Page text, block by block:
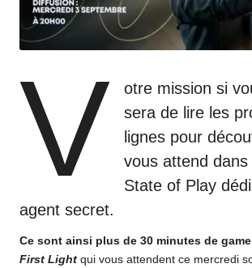
V
otre mission si
sera de lire les
lignes pour
vous attend
State of Play
agent secret.
Ce sont ainsi plus de 30 minutes de
First Light qui vous attendent ce mercredi